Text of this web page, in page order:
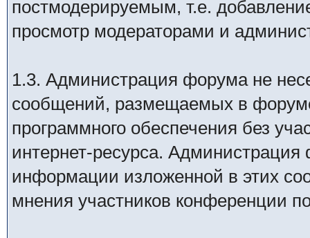
постмодерируемым, т.е.
просмотр модераторами и
1.3. Администрация форума не
сообщений, размещаемых в
программного обеспечения без
интернет-ресурса. Администрация
информации изложенной в этих
мнения участников конференции